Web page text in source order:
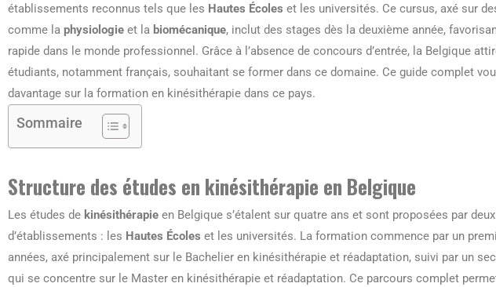
établissements reconnus tels que les Hautes Écoles et les universités. Ce cursus, axé sur
comme la physiologie et la biomécanique, inclut des stages dès la deuxième année,
rapide dans le monde professionnel. Grâce à l’absence de concours d’entrée, la Belgique
étudiants, notamment français, souhaitant se former dans ce domaine. Ce guide complet
davantage sur la formation en kinésithérapie dans ce pays.
Sommaire
Structure des études en kinésithérapie en Belgique
Les études de kinésithérapie en Belgique s’étalent sur quatre ans et sont proposées par
d’établissements : les Hautes Écoles et les universités. La formation commence par un
années, axé principalement sur le Bachelier en kinésithérapie et réadaptation, suivi par un
qui se concentre sur le Master en kinésithérapie et réadaptation. Ce parcours complet